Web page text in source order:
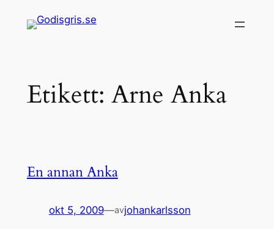
Etikett: Arne Anka
En annan Anka
okt 5, 2009—avjohankarlsson